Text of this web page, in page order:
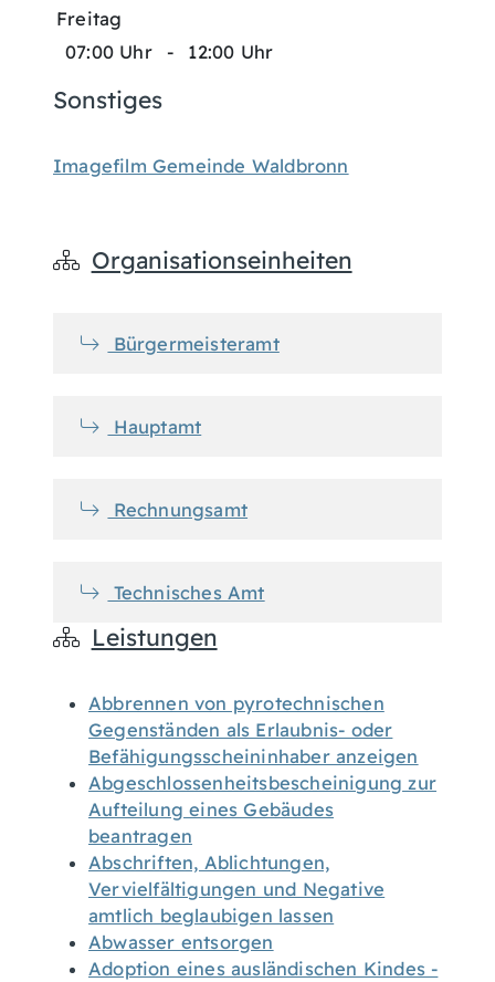
Freitag
07:00 Uhr
- 12:00 Uhr
Sonstiges
Imagefilm Gemeinde Waldbronn
Organisationseinheiten
Bürgermeisteramt
Hauptamt
Rechnungsamt
Technisches Amt
Leistungen
Abbrennen von pyrotechnischen
Gegenständen als Erlaubnis- oder
Befähigungsscheininhaber anzeigen
Abgeschlossenheitsbescheinigung zur
Aufteilung eines Gebäudes
beantragen
Abschriften, Ablichtungen,
Vervielfältigungen und Negative
amtlich beglaubigen lassen
Abwasser entsorgen
Adoption eines ausländischen Kindes -